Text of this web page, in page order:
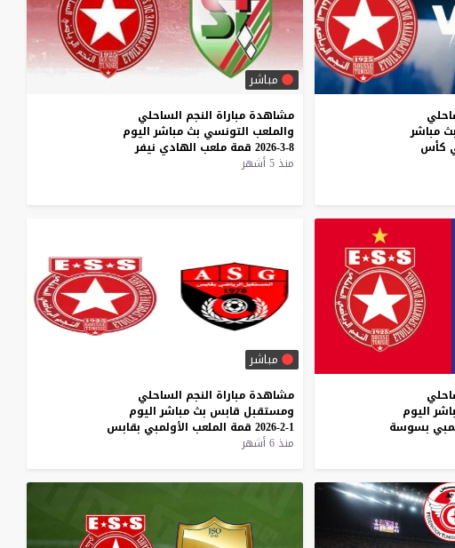
مباشر
مباشر
مشاهدة مباراة النجم الساحلي
والملعب التونسي بث مباشر اليوم
8-3-2026
قمة ملعب الهادي نيفر
منذ 5 أشهر
اليوم
بسوسة
مباشر
مشاهدة مباراة النجم الساحلي
ومستقبل قابس بث مباشر اليوم
1-2-2026
قمة الملعب الأولمبي بقابس
منذ 6 أشهر